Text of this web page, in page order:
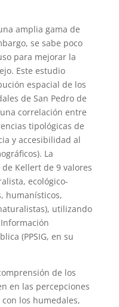
amplia gama de
se sabe poco
para mejorar la
Este estudio
espacial de los
de San Pedro de
correlación entre
tipológicas de
y accesibilidad al
La
Kellert de 9 valores
ecológico-
humanísticos,
utilizando
(PPSIG, en su
de los
en las percepciones
los humedales,